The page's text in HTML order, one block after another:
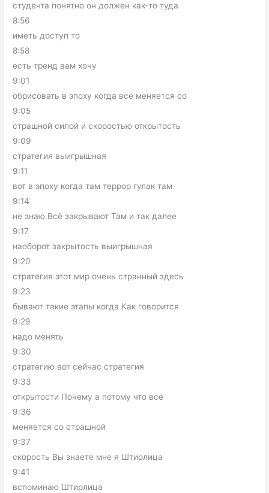
студента понятно он должен как-то туда
8:56
иметь доступ то
8:58
есть тренд вам хочу
9:01
обрисовать в эпоху когда всё меняется со
9:05
страшной силой и скоростью открытость
9:09
стратегия выигрышная
9:11
вот в эпоху когда там террор гулак там
9:14
не знаю Всё закрывают Там и так далее
9:17
наоборот закрытость выигрышная
9:20
стратегия этот мир очень странный здесь
9:23
бывают такие этапы когда Как говорится
9:29
надо менять
9:30
стратегию вот сейчас стратегия
9:33
открытости Почему а потому что всё
9:36
меняется со страшной
9:37
скорость Вы знаете мне я Штирлица
9:41
вспоминаю Штирлица